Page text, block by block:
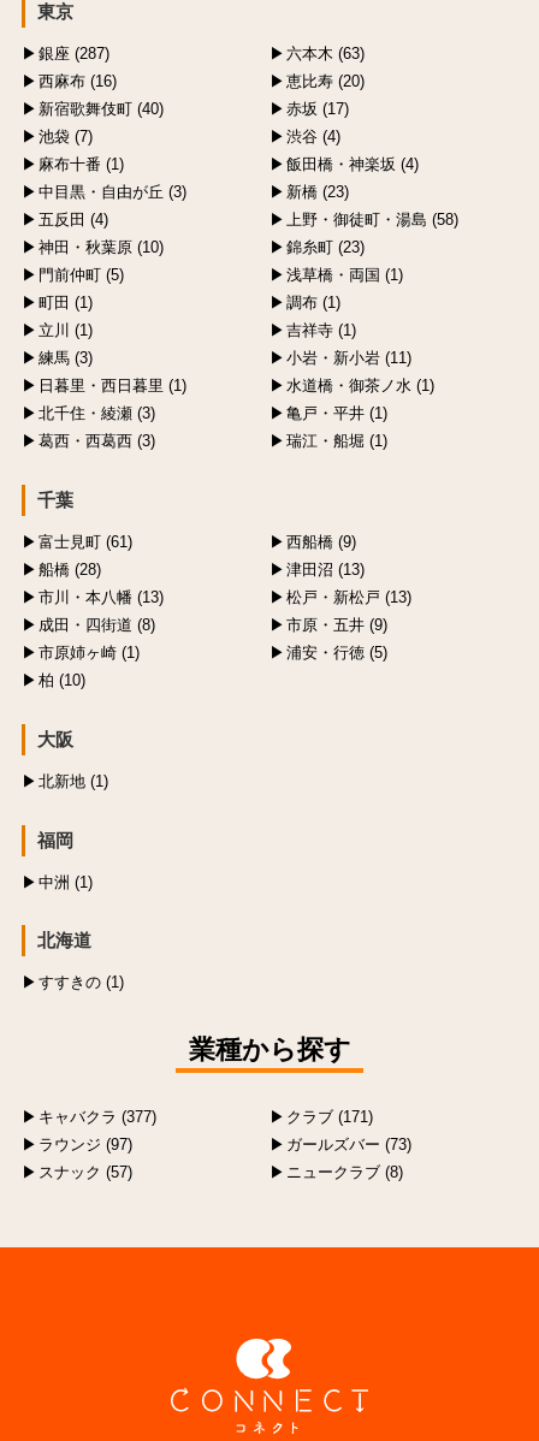
東京
銀座 (287)
六本木 (63)
西麻布 (16)
恵比寿 (20)
新宿歌舞伎町 (40)
赤坂 (17)
池袋 (7)
渋谷 (4)
麻布十番 (1)
飯田橋・神楽坂 (4)
中目黒・自由が丘 (3)
新橋 (23)
五反田 (4)
上野・御徒町・湯島 (58)
神田・秋葉原 (10)
錦糸町 (23)
門前仲町 (5)
浅草橋・両国 (1)
町田 (1)
調布 (1)
立川 (1)
吉祥寺 (1)
練馬 (3)
小岩・新小岩 (11)
日暮里・西日暮里 (1)
水道橋・御茶ノ水 (1)
北千住・綾瀬 (3)
亀戸・平井 (1)
葛西・西葛西 (3)
瑞江・船堀 (1)
千葉
富士見町 (61)
西船橋 (9)
船橋 (28)
津田沼 (13)
市川・本八幡 (13)
松戸・新松戸 (13)
成田・四街道 (8)
市原・五井 (9)
市原姉ヶ崎 (1)
浦安・行徳 (5)
柏 (10)
大阪
北新地 (1)
福岡
中洲 (1)
北海道
すすきの (1)
業種から探す
キャバクラ (377)
クラブ (171)
ラウンジ (97)
ガールズバー (73)
スナック (57)
ニュークラブ (8)